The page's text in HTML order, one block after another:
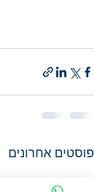
פוסטים אחרונים